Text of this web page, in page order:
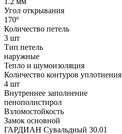
Угол открывания
170º
Количество петель
3 шт
Тип петель
наружные
Тепло и шумоизоляция
Количество контуров уплотнения
4 шт
Внутреннее заполнение
пенополистирол
Взломостойкость
Замок основной
ГАРДИАН Сувальдный 30.01